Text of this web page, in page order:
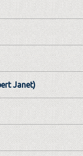
Janet)